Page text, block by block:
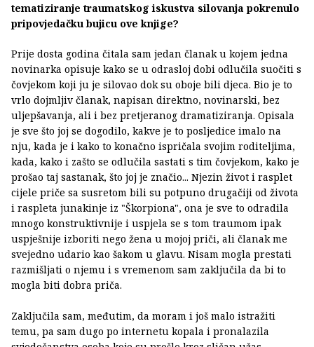
tematiziranje traumatskog iskustva silovanja pokrenulo
pripovjedačku bujicu ove knjige?
Prije dosta godina čitala sam jedan članak u kojem jedna
novinarka opisuje kako se u odrasloj dobi odlučila suočiti s
čovjekom koji ju je silovao dok su oboje bili djeca. Bio je to
vrlo dojmljiv članak, napisan direktno, novinarski, bez
uljepšavanja, ali i bez pretjeranog dramatiziranja. Opisala
je sve što joj se dogodilo, kakve je to posljedice imalo na
nju, kada je i kako to konačno ispričala svojim roditeljima,
kada, kako i zašto se odlučila sastati s tim čovjekom, kako je
prošao taj sastanak, što joj je značio... Njezin život i rasplet
cijele priče sa susretom bili su potpuno drugačiji od života
i raspleta junakinje iz "Škorpiona", ona je sve to odradila
mnogo konstruktivnije i uspjela se s tom traumom ipak
uspješnije izboriti nego žena u mojoj priči, ali članak me
svejedno udario kao šakom u glavu. Nisam mogla prestati
razmišljati o njemu i s vremenom sam zaključila da bi to
mogla biti dobra priča.
Zaključila sam, međutim, da moram i još malo istražiti
temu, pa sam dugo po internetu kopala i pronalazila